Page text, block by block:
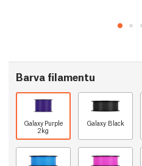
Barva filamentu
Galaxy Purple
2kg
Galaxy Black